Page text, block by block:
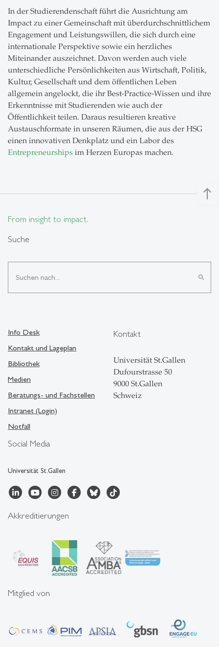
In der Studierendenschaft führt die Ausrichtung am
Impact zu einer Gemeinschaft mit überdurchschnittlichem
Engagement und Leistungswillen, die sich durch eine
internationale Perspektive sowie ein herzliches
Miteinander auszeichnet. Davon werden auch viele
unterschiedliche Persönlichkeiten aus Wirtschaft, Politik,
Kultur, Gesellschaft und dem öffentlichen Leben
allgemein angelockt, die ihr Best-Practice-Wissen und ihre
Erkenntnisse mit Studierenden wie auch der
Öffentlichkeit teilen. Daraus resultieren kreative
Austauschformate in unseren Räumen, die aus der HSG
einen innovativen Denkplatz und ein Labor des
Entrepreneurships im Herzen Europas machen.
north
From insight to impact.
Suche
search
Social Media
Universität St.Gallen
Info Desk
Kontakt und Lageplan
Bibliothek
Medien
Beratungs- und Fachstellen
Intranet (Login)
Notfall
Kontakt
Universität St.Gallen
Dufourstrasse 50
9000 St.Gallen
Schweiz
Akkreditierungen
Mitglied von